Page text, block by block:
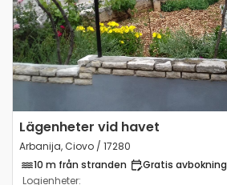
Previous
Lägenheter vid havet
Arbanija, Ciovo / 17280
10 m från stranden
Gratis avbokning
Logienheter: